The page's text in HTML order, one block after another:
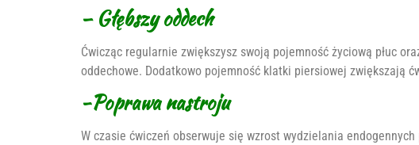
– Głębszy oddech
Ćwicząc regularnie zwiększysz swoją pojemność życiową płuc
oddechowe. Dodatkowo pojemność klatki piersiowej zwiększają
-Poprawa nastroju
W czasie ćwiczeń obserwuje się wzrost wydzielania